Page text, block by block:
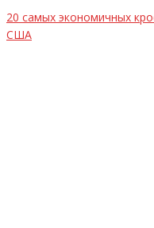
20 самых экономичных
США